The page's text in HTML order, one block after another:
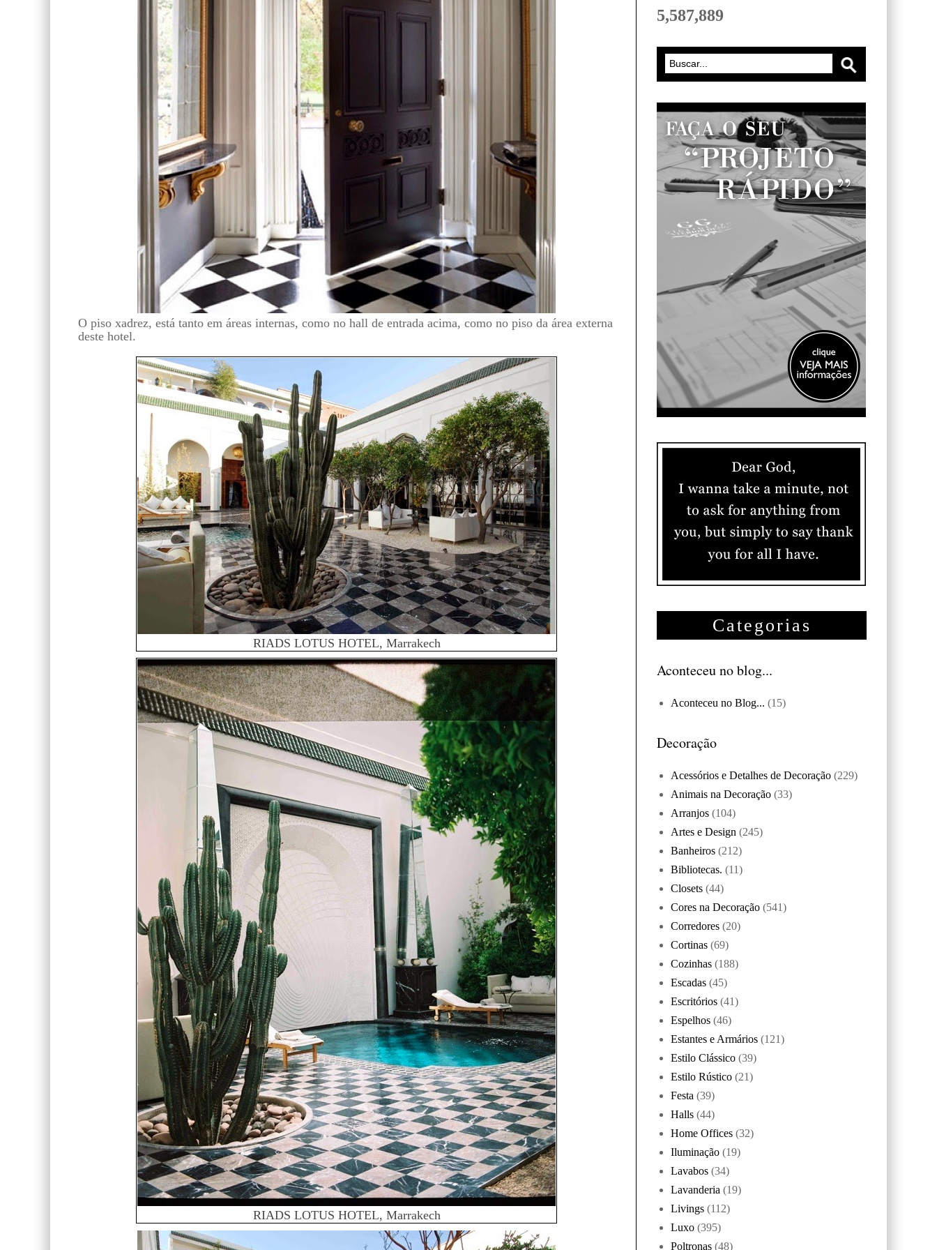
O piso xadrez, está tanto em áreas internas, como no hall de entrada acima, como no piso da área externa
deste hotel.
RIADS LOTUS HOTEL, Marrakech
RIADS LOTUS HOTEL, Marrakech
5,587,889
Categorias
Aconteceu no blog...
Aconteceu no Blog... (15)
Decoração
Acessórios e Detalhes de Decoração (229)
Animais na Decoração (33)
Arranjos (104)
Artes e Design (245)
Banheiros (212)
Bibliotecas. (11)
Closets (44)
Cores na Decoração (541)
Corredores (20)
Cortinas (69)
Cozinhas (188)
Escadas (45)
Escritórios (41)
Espelhos (46)
Estantes e Armários (121)
Estilo Clássico (39)
Estilo Rústico (21)
Festa (39)
Halls (44)
Home Offices (32)
Iluminação (19)
Lavabos (34)
Lavanderia (19)
Livings (112)
Luxo (395)
Poltronas (48)